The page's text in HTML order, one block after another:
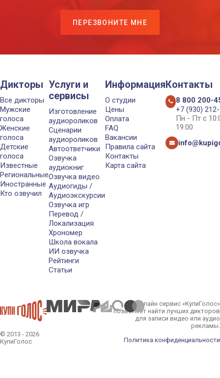
ПЕРЕЗВОНИТЕ МНЕ
Дикторы
Все дикторы
Мужские
голоса
Женские
голоса
Детские
голоса
Известные
Региональные
Иностранные
Кто озвучил
Услуги и
сервисы
Изготовление
аудиороликов
Сценарии
аудиороликов
Автоответчики
Озвучка
аудиокниг
Озвучка видео
Аудиогиды /
Аудиоэкскурсии
Озвучка игр
Перевод /
Локализация
Хрономер
Школа вокала
ИИ озвучка
Рейтинги
Статьи
Информация
О студии
Цены
Оплата
FAQ
Вакансии
Правила сайта
Контакты
Карта сайта
Контакты
8 800 200-
+7 (930)
Пн - Пт с
19:00
© 2013 - 2026
КупиГолос
Онлайн сервис «КупиГолос»
позволяет найти лучших дикторов
для записи видео или аудио
рекламы.
Политика конфиденциальности